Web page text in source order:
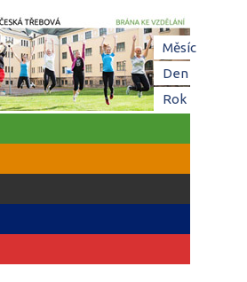
Měsíc
Den(aktivní
Rok